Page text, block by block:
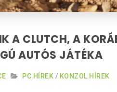
A CLUTCH, A
AUTÓS JÁTÉKA
PC HÍREK / KONZOL HÍREK